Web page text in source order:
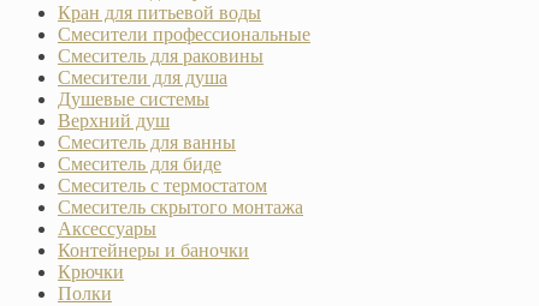
Кран для питьевой воды
Смесители профессиональные
Смеситель для раковины
Смесители для душа
Душевые системы
Верхний душ
Смеситель для ванны
Смеситель для биде
Смеситель с термостатом
Смеситель скрытого монтажа
Аксессуары
Контейнеры и баночки
Крючки
Полки